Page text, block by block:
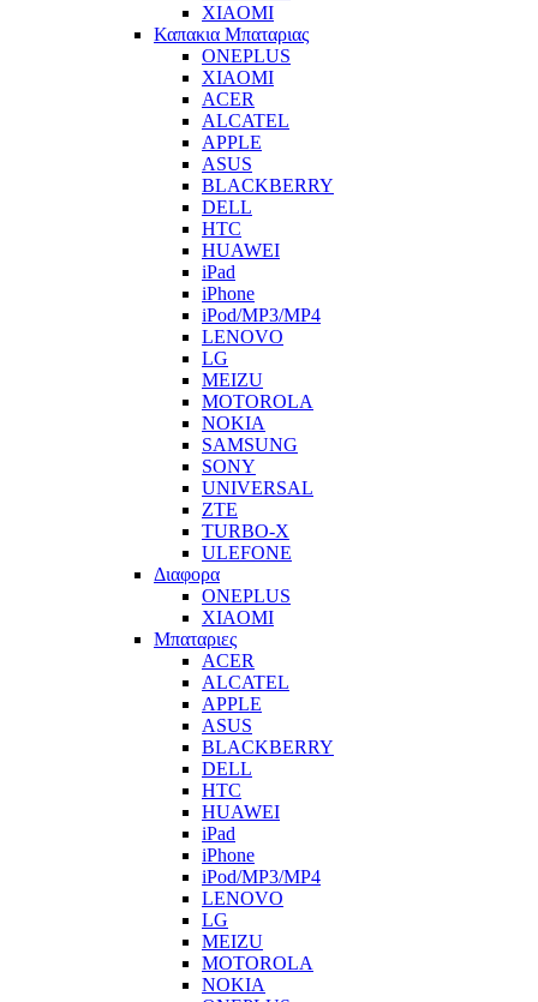
XIAOMI
Καπακια Μπαταριας
ONEPLUS
XIAOMI
ACER
ALCATEL
APPLE
ASUS
BLACKBERRY
DELL
HTC
HUAWEI
iPad
iPhone
iPod/MP3/MP4
LENOVO
LG
MEIZU
MOTOROLA
NOKIA
SAMSUNG
SONY
UNIVERSAL
ZTE
TURBO-X
ULEFONE
Διαφορα
ONEPLUS
XIAOMI
Μπαταριες
ACER
ALCATEL
APPLE
ASUS
BLACKBERRY
DELL
HTC
HUAWEI
iPad
iPhone
iPod/MP3/MP4
LENOVO
LG
MEIZU
MOTOROLA
NOKIA